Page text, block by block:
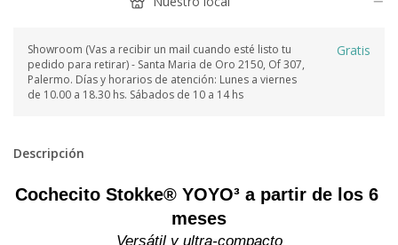
Showroom (Vas a recibir un mail cuando esté listo tu
pedido para retirar) - Santa Maria de Oro 2150, Of 307,
Palermo. Días y horarios de atención: Lunes a viernes
de 10.00 a 18.30 hs. Sábados de 10 a 14 hs
Gratis
Descripción
Cochecito Stokke® YOYO³ a partir de los 6
meses
Versátil y ultra-compacto